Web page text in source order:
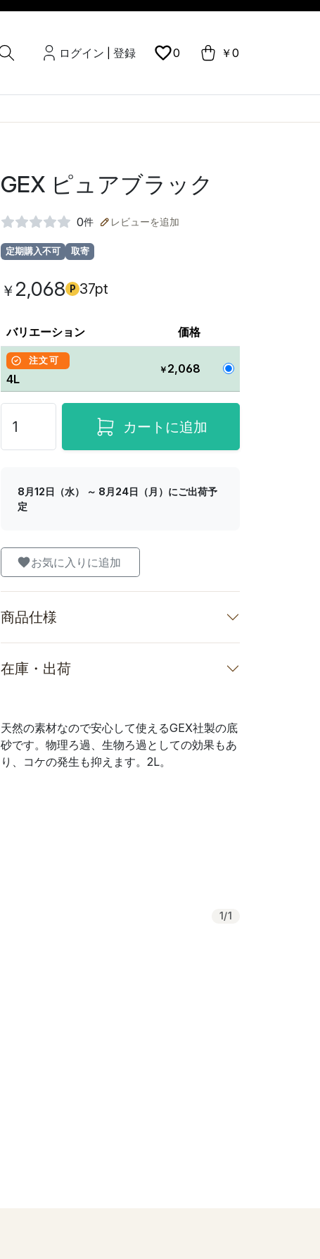
ログイン 登録 0 ￥0
GEX ピュアブラック
0件 レビューを追加
定期購入不可 取寄
￥ 2,068 P 37pt
バリエーション 価格
注文可
4L
￥ 2,068
カートに追加
8月12日（水） ～ 8月24日（月）にご出荷予
定
お気に入りに追加
商品仕様
在庫・出荷
天然の素材なので安心して使えるGEX社製の底
砂です。物理ろ過、生物ろ過としての効果もあ
り、コケの発生も抑えます。2L。
1 /1